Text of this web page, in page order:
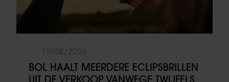
BOL HAALT MEERDERE ECLIPSBRILLEN
UIT DE VERKOOP VANWEGE TWIJFELS